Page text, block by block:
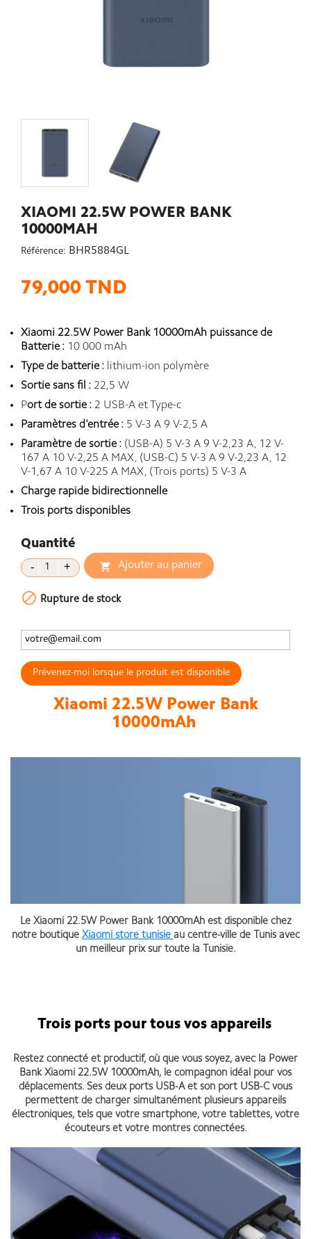
XIAOMI 22.5W POWER BANK
10000MAH
Référence: BHR5884GL
79,000 TND
Xiaomi 22.5W Power Bank 10000mAh puissance de
Batterie : 10 000 mAh
Type de batterie : lithium-ion polymère
Sortie sans fil : 22,5 W
Port de sortie : 2 USB-A et Type-c
Paramètres d'entrée : 5 V-3 A 9 V-2,5 A
Paramètre de sortie : (USB-A) 5 V-3 A 9 V-2,23 A, 12 V-
167 A 10 V-2,25 A MAX, (USB-C) 5 V-3 A 9 V-2,23 A, 12
V-1,67 A 10 V-225 A MAX, (Trois ports) 5 V-3 A
Charge rapide bidirectionnelle
Trois ports disponibles
Quantité
 Ajouter au panier
 Rupture de stock
Prévenez-moi lorsque le produit est disponible
Xiaomi 22.5W Power Bank
10000mAh
Le Xiaomi 22.5W Power Bank 10000mAh est disponible chez
notre boutique Xiaomi store tunisie au centre-ville de Tunis avec
un meilleur prix sur toute la Tunisie.
Trois ports pour tous vos appareils
Restez connecté et productif, où que vous soyez, avec la Power
Bank Xiaomi 22.5W 10000mAh, le compagnon idéal pour vos
déplacements. Ses deux ports USB-A et son port USB-C vous
permettent de charger simultanément plusieurs appareils
électroniques, tels que votre smartphone, votre tablettes, votre
écouteurs et votre montres connectées.